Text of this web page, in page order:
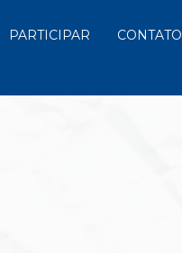
PARTICIPAR CONTATO